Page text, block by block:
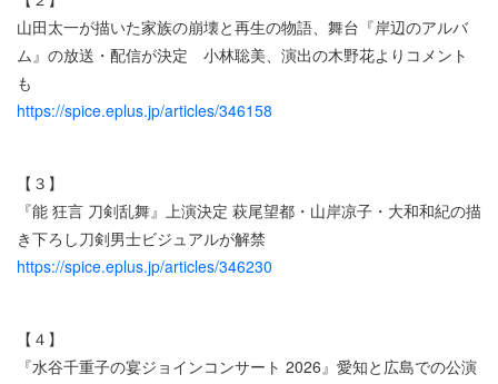
山田太一が描いた家族の崩壊と再生の物語、舞台『岸辺のアルバ
ム』の放送・配信が決定 小林聡美、演出の木野花よりコメント
も
https://spice.eplus.jp/articles/346158
【３】
『能 狂言 刀剣乱舞』上演決定 萩尾望都・山岸凉子・大和和紀の描
き下ろし刀剣男士ビジュアルが解禁
https://spice.eplus.jp/articles/346230
【４】
『水谷千重子の宴ジョインコンサート 2026』愛知と広島での公演